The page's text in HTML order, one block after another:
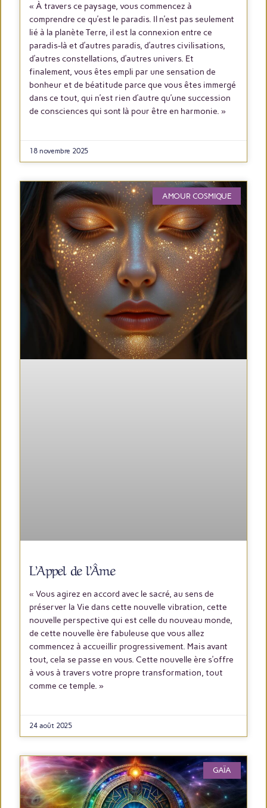
« À travers ce paysage, vous commencez à
comprendre ce qu’est le paradis. Il n’est pas seulement
lié à la planète Terre, il est la connexion entre ce
paradis-là et d’autres paradis, d’autres civilisations,
d’autres constellations, d’autres univers. Et
finalement, vous êtes empli par une sensation de
bonheur et de béatitude parce que vous êtes immergé
dans ce tout, qui n’est rien d’autre qu’une succession
de consciences qui sont là pour être en harmonie. »
18 novembre 2025
AMOUR COSMIQUE
L’Appel de l’Âme
« Vous agirez en accord avec le sacré, au sens de
préserver la Vie dans cette nouvelle vibration, cette
nouvelle perspective qui est celle du nouveau monde,
de cette nouvelle ère fabuleuse que vous allez
commencez à accueillir progressivement. Mais avant
tout, cela se passe en vous. Cette nouvelle ère s’offre
à vous à travers votre propre transformation, tout
comme ce temple. »
24 août 2025
GAÏA